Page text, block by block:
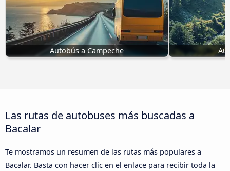
Autobús a Campeche
Las rutas de autobuses más buscadas a
Bacalar
Te mostramos un resumen de las rutas más populares a
Bacalar. Basta con hacer clic en el enlace para recibir toda la